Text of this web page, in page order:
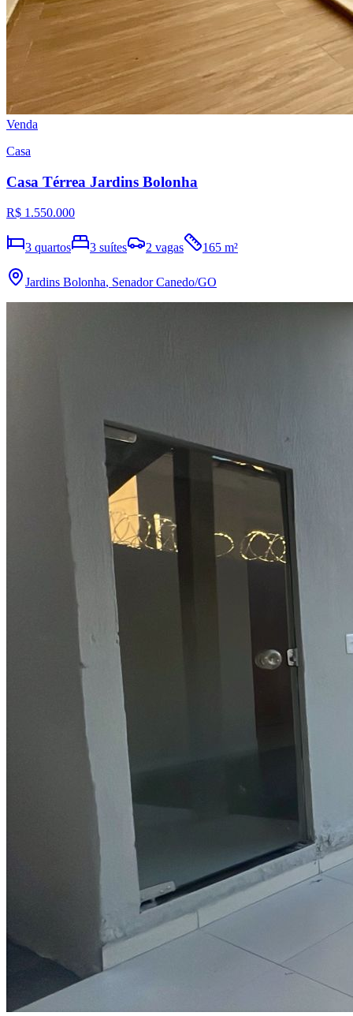
Venda
Casa
Casa Térrea Jardins Bolonha
R$ 1.550.000
3 quartos 3 suítes 2 vagas 165 m²
Jardins Bolonha, Senador Canedo/GO